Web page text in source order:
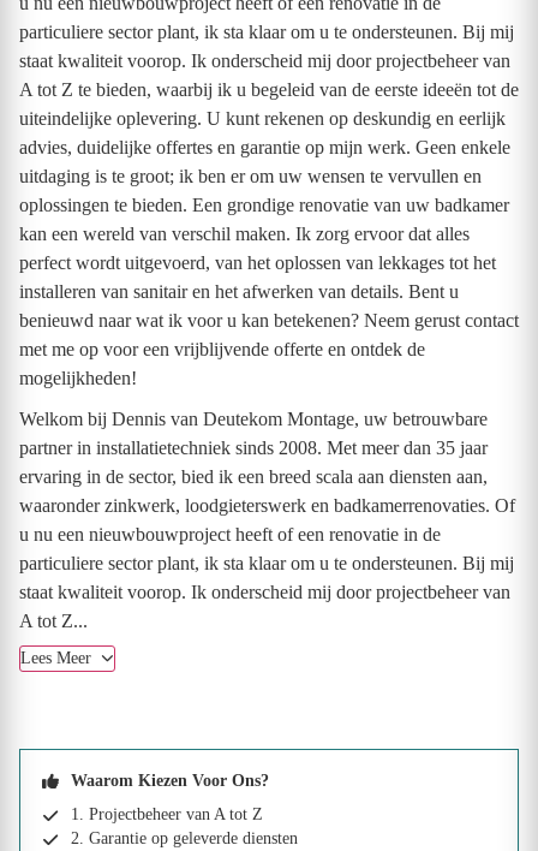
particuliere sector plant, ik sta klaar om u te ondersteunen. Bij mij
staat kwaliteit voorop. Ik onderscheid mij door projectbeheer van
A tot Z te bieden, waarbij ik u begeleid van de eerste ideeën tot de
uiteindelijke oplevering. U kunt rekenen op deskundig en eerlijk
advies, duidelijke offertes en garantie op mijn werk. Geen enkele
uitdaging is te groot; ik ben er om uw wensen te vervullen en
oplossingen te bieden. Een grondige renovatie van uw badkamer
kan een wereld van verschil maken. Ik zorg ervoor dat alles
perfect wordt uitgevoerd, van het oplossen van lekkages tot het
installeren van sanitair en het afwerken van details. Bent u
benieuwd naar wat ik voor u kan betekenen? Neem gerust contact
met me op voor een vrijblijvende offerte en ontdek de
mogelijkheden!
Welkom bij Dennis van Deutekom Montage, uw betrouwbare
partner in installatietechniek sinds 2008. Met meer dan 35 jaar
ervaring in de sector, bied ik een breed scala aan diensten aan,
waaronder zinkwerk, loodgieterswerk en badkamerrenovaties. Of
u nu een nieuwbouwproject heeft of een renovatie in de
particuliere sector plant, ik sta klaar om u te ondersteunen. Bij mij
staat kwaliteit voorop. Ik onderscheid mij door projectbeheer van
A tot Z...
Lees Meer
Waarom Kiezen Voor Ons?
1. Projectbeheer van A tot Z
2. Garantie op geleverde diensten